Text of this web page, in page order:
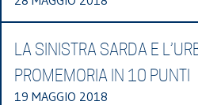
LA SINISTRA SARDA E
PROMEMORIA IN 10 PUNTI
19 MAGGIO 2018